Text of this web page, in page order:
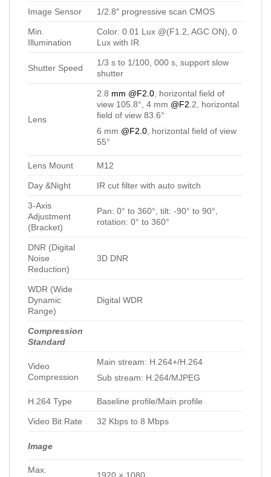
Image Sensor 1/2.8″ progressive scan CMOS
Min.
Illumination
Color: 0.01 Lux @(F1.2, AGC ON), 0
Lux with IR
Shutter Speed
1/3 s to 1/100, 000 s, support slow
shutter
Lens
2.8 mm @F2.0, horizontal field of
view 105.8°, 4 mm @F2.2, horizontal
field of view 83.6°
6 mm @F2.0 , horizontal field of view
55°
Lens Mount M12
Day &Night IR cut filter with auto switch
3-Axis
Adjustment
(Bracket)
Pan: 0° to 360°, tilt: -90° to 90°,
rotation: 0° to 360°
DNR (Digital
Noise
Reduction)
3D DNR
WDR (Wide
Dynamic
Range)
Digital WDR
Compression
Standard
Video
Compression
Main stream: H.264+/H.264
Sub stream: H.264/MJPEG
H.264 Type Baseline profile/Main profile
Video Bit Rate 32 Kbps to 8 Mbps
Image
Max.